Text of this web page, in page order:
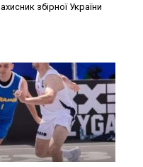
збірної України